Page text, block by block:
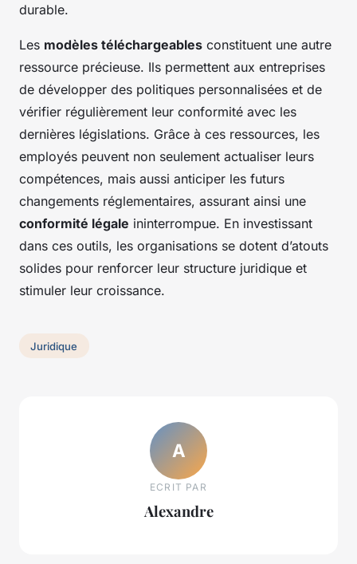
durable.
Les modèles téléchargeables constituent une autre
ressource précieuse. Ils permettent aux entreprises
de développer des politiques personnalisées et de
vérifier régulièrement leur conformité avec les
dernières législations. Grâce à ces ressources, les
employés peuvent non seulement actualiser leurs
compétences, mais aussi anticiper les futurs
changements réglementaires, assurant ainsi une
conformité légale ininterrompue. En investissant
dans ces outils, les organisations se dotent d’atouts
solides pour renforcer leur structure juridique et
stimuler leur croissance.
Juridique
A
ECRIT PAR
Alexandre